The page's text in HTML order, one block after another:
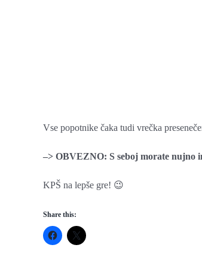
Vse popotnike čaka tudi vrečka
–> OBVEZNO: S seboj morate nujno
KPŠ na lepše gre! 😉
Share this: